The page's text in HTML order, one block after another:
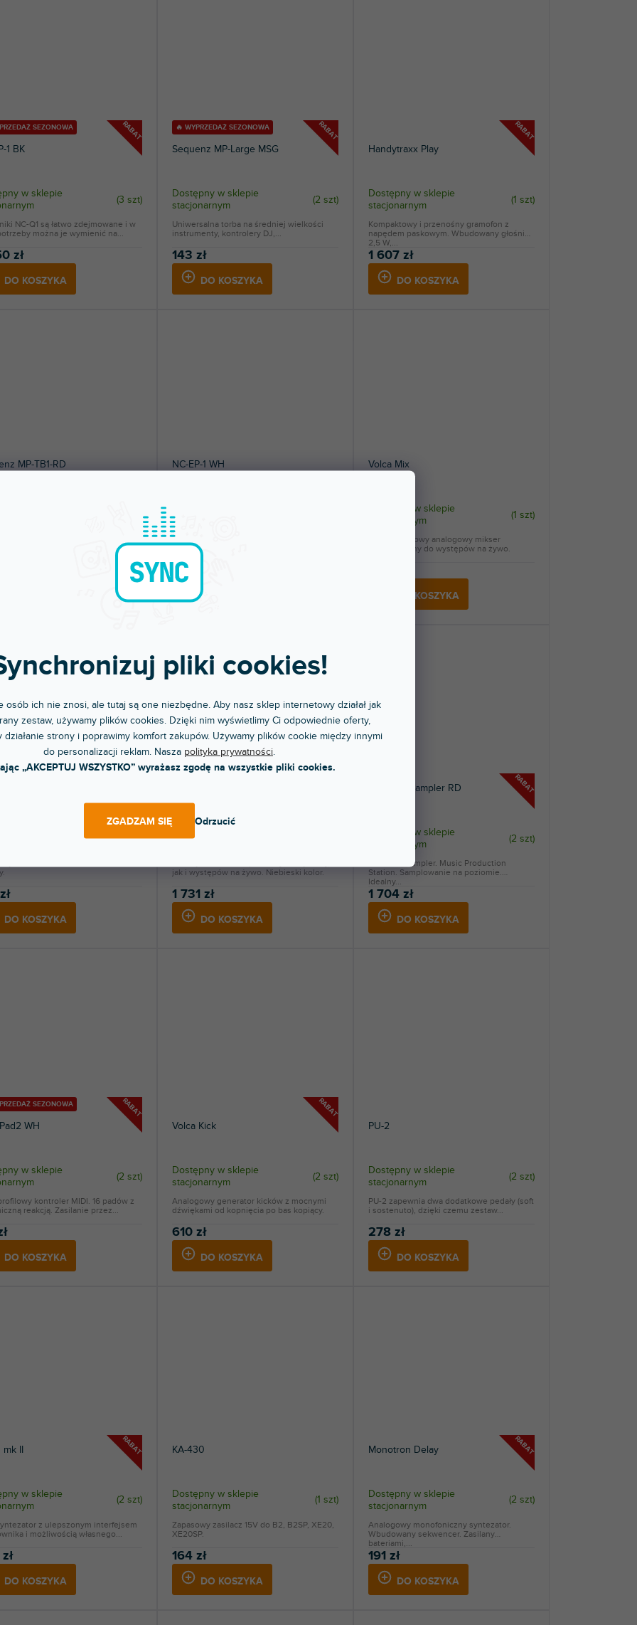
pliki cookies!
osób ich nie znosi, ale tutaj są one niezbędne. Aby nasz sklep internetowy działał jak
zestaw, używamy plików cookies. Dzięki nim wyświetlimy Ci odpowiednie oferty,
działanie strony i poprawimy komfort zakupów. Używamy plików cookie między innymi
do personalizacji reklam. Nasza polityka prywatności.
„AKCEPTUJ WSZYSTKO” wyrażasz zgodę na wszystkie pliki cookies.
Odrzucić
ZGADZAM SIĘ
RABAT
SEZONOWA
1 BK
w sklepie
(3 szt)
zł
DO KOSZYKA
NC-Q1 są łatwo zdejmowane i w
można je wymienić na...
RABAT
🔥 WYPRZEDAŻ SEZONOWA
Sequenz MP-Large MSG
Dostępny w sklepie
stacjonarnym
(2 szt)
143 zł
DO KOSZYKA
Uniwersalna torba na średniej wielkości
instrumenty, kontrolery DJ,...
RABAT
Handytraxx Play
Dostępny w sklepie
stacjonarnym
(1 szt)
1 607 zł
DO KOSZYKA
Kompaktowy i przenośny gramofon z
napędem paskowym. Wbudowany głośnik
2,5 W,...
MP-TB1-RD NC-EP-1 WH
stacjonarnym
114 zł
DO KOSZYKA
Nauszniki NC-Q1 są łatwo zdejmowane i w
razie potrzeby można je wymienić na...
Volca Mix
Dostępny w sklepie
stacjonarnym
(1 szt)
DO KOSZYKA
Czterokanałowy analogowy mikser
przeznaczony do występów na żywo.
(1 szt)
DO KOSZYKA
1 731 zł
DO KOSZYKA
jak i występów na żywo. Niebieski kolor.
RABAT
Electribe Sampler RD
Dostępny w sklepie
stacjonarnym
(2 szt)
1 704 zł
DO KOSZYKA
Electribe Sampler. Music Production
Station. Samplowanie na poziomie.
Idealny...
RABAT
SEZONOWA
WH
w sklepie
(2 szt)
DO KOSZYKA
kontroler MIDI. 16 padów z
reakcją. Zasilanie przez...
RABAT
Volca Kick
Dostępny w sklepie
stacjonarnym
(2 szt)
610 zł
DO KOSZYKA
Analogowy generator kicków z mocnymi
dźwiękami od kopnięcia po bas kopiący.
PU-2
Dostępny w sklepie
stacjonarnym
(2 szt)
278 zł
DO KOSZYKA
PU-2 zapewnia dwa dodatkowe pedały (soft
i sostenuto), dzięki czemu zestaw...
RABAT
mk II
w sklepie
(2 szt)
DO KOSZYKA
z ulepszonym interfejsem
i możliwością własnego...
KA-430
Dostępny w sklepie
stacjonarnym
(1 szt)
164 zł
DO KOSZYKA
Zapasowy zasilacz 15V do B2, B2SP, XE20,
XE20SP.
RABAT
Monotron Delay
Dostępny w sklepie
stacjonarnym
(2 szt)
191 zł
DO KOSZYKA
Analogowy monofoniczny syntezator.
Wbudowany sekwencer. Zasilany
bateriami,...